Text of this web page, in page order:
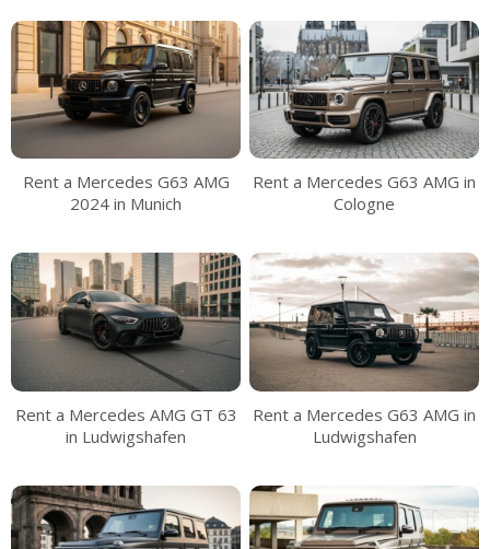
Rent a Mercedes G63 AMG
2024 in Munich
Rent a Mercedes G63 AMG in
Cologne
Rent a Mercedes AMG GT 63
in Ludwigshafen
Rent a Mercedes G63 AMG in
Ludwigshafen